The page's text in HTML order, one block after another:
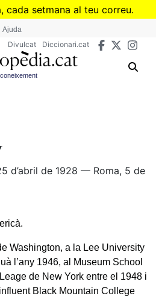
Vés
cada setmana al teu correu.
butlletí de Divulcat
Ajuda
Divulcat Diccionari.cat
d’abril de 1928 — Roma, 5 de
Washington, a la Lee University
l’any 1946, al Museum School
de New York entre el 1948 i
Black Mountain College